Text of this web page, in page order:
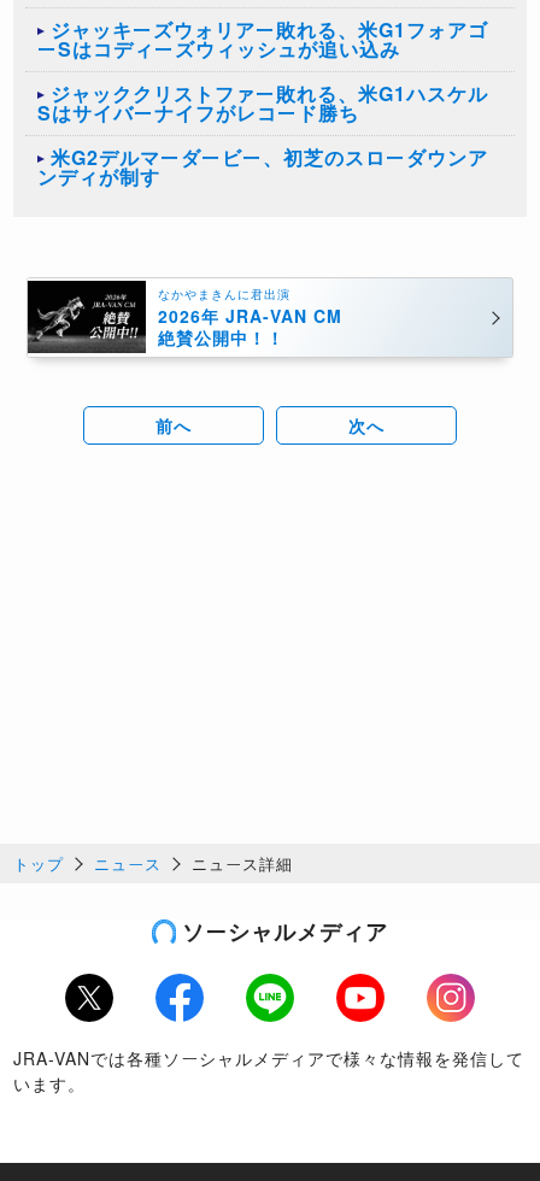
ジャッキーズウォリアー敗れる、米G1フォアゴ
ーSはコディーズウィッシュが追い込み
ジャッククリストファー敗れる、米G1ハスケル
Sはサイバーナイフがレコード勝ち
米G2デルマーダービー、初芝のスローダウンア
ンディが制す
なかやまきんに君出演
2026年 JRA-VAN CM
絶賛公開中！！
前へ 次へ
トップ ニュース ニュース詳細
ソーシャルメディア
Twitter Facebook LINE Youtube
Instagram
JRA-VANでは各種ソーシャルメディアで様々な情報を発信して
います。